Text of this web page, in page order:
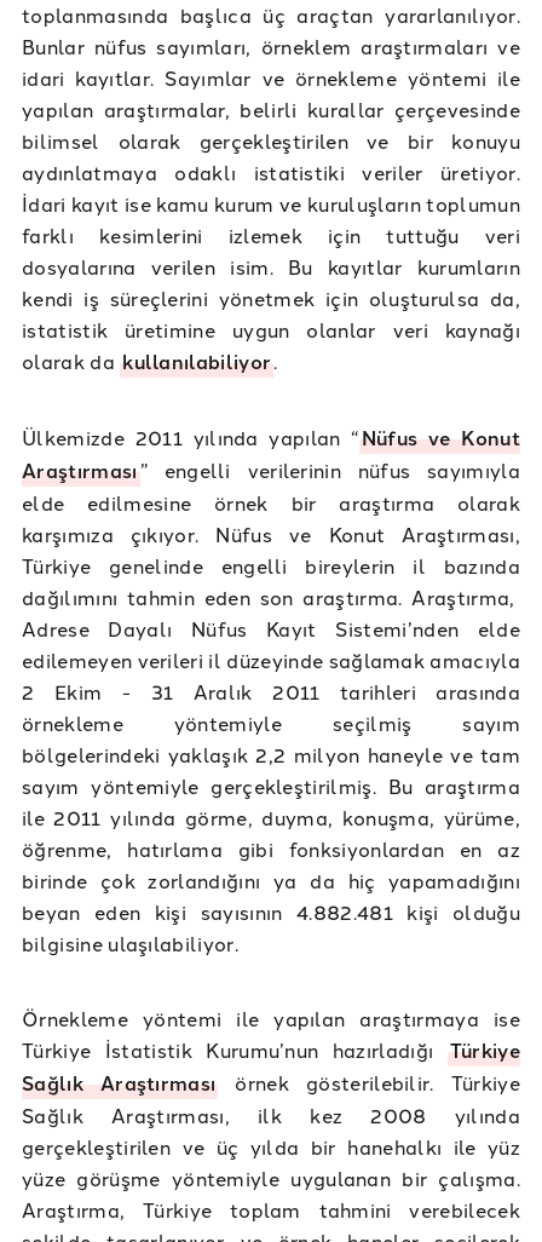
toplanmasında başlıca üç araçtan yararlanılıyor.
Bunlar nüfus sayımları, örneklem araştırmaları ve
idari kayıtlar. Sayımlar ve örnekleme yöntemi ile
yapılan araştırmalar, belirli kurallar çerçevesinde
bilimsel olarak gerçekleştirilen ve bir konuyu
aydınlatmaya odaklı istatistiki veriler üretiyor.
İdari kayıt ise kamu kurum ve kuruluşların toplumun
farklı kesimlerini izlemek için tuttuğu veri
dosyalarına verilen isim. Bu kayıtlar kurumların
kendi iş süreçlerini yönetmek için oluşturulsa da,
istatistik üretimine uygun olanlar veri kaynağı
olarak dakullanılabiliyor.
Ülkemizde 2011 yılında yapılan “Nüfus ve Konut
Araştırması” engelli verilerinin nüfus sayımıyla
elde edilmesine örnek bir araştırma olarak
karşımıza çıkıyor. Nüfus ve Konut Araştırması,
Türkiye genelinde engelli bireylerin il bazında
dağılımını tahmin eden son araştırma. Araştırma,
Adrese Dayalı Nüfus Kayıt Sistemi’nden elde
edilemeyen verileri il düzeyinde sağlamak amacıyla
2 Ekim - 31 Aralık 2011 tarihleri arasında
örnekleme yöntemiyle seçilmiş sayım
bölgelerindeki yaklaşık 2,2 milyon haneyle ve tam
sayım yöntemiyle gerçekleştirilmiş. Bu araştırma
ile 2011 yılında görme, duyma, konuşma, yürüme,
öğrenme, hatırlama gibi fonksiyonlardan en az
birinde çok zorlandığını ya da hiç yapamadığını
beyan eden kişi sayısının 4.882.481 kişi olduğu
bilgisine ulaşılabiliyor.
Örnekleme yöntemi ile yapılan araştırmaya ise
Türkiye İstatistik Kurumu’nun hazırladığı Türkiye
Sağlık Araştırması örnek gösterilebilir. Türkiye
Sağlık Araştırması, ilk kez 2008 yılında
gerçekleştirilen ve üç yılda bir hanehalkı ile yüz
yüze görüşme yöntemiyle uygulanan bir çalışma.
Araştırma, Türkiye toplam tahmini verebilecek